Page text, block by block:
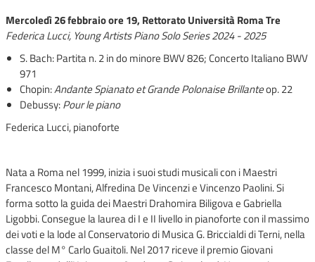
Mercoledì 26 febbraio ore 19, Rettorato Università Roma Tre
Federica Lucci, Young Artists Piano Solo Series 2024 - 2025
S. Bach: Partita n. 2 in do minore BWV 826; Concerto Italiano BWV
971
Chopin:Andante Spianato et Grande Polonaise Brillanteop. 22
Debussy:Pour le piano
Federica Lucci, pianoforte
Nata a Roma nel 1999, inizia i suoi studi musicali con i Maestri
Francesco Montani, Alfredina De Vincenzi e Vincenzo Paolini. Si
forma sotto la guida dei Maestri Drahomira Biligova e Gabriella
Ligobbi. Consegue la laurea di I e II livello in pianoforte con il massimo
dei voti e la lode al Conservatorio di Musica G. Briccialdi di Terni, nella
classe del M° Carlo Guaitoli. Nel 2017 riceve il premio Giovani